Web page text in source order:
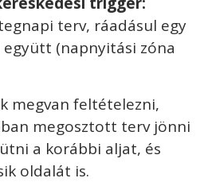
terv, ráadásul egy
(napnyitási zóna
megvan feltételezni,
megosztott terv jönni
a korábbi aljat, és
oldalát is.